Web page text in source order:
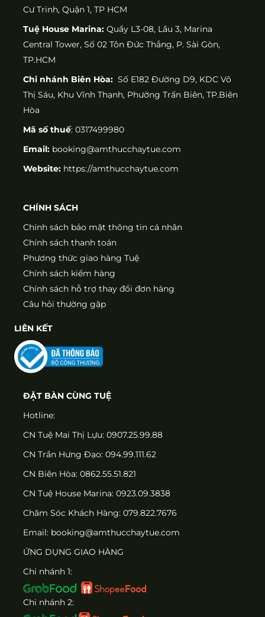
Cư Trinh, Quận 1, TP HCM
Tuệ House Marina: Quầy L3-08, Lầu 3, Marina
Central Tower, Số 02 Tôn Đức Thắng, P. Sài Gòn,
TP.HCM
Chi nhánh Biên Hòa: Số E182 Đường D9, KDC Võ
Thị Sáu, Khu Vĩnh Thạnh, Phường Trấn Biên, TP.Biên
Hòa
Mã số thuế: 0317499980
Email: booking@amthucchaytue.com
Website: https://amthucchaytue.com
CHÍNH SÁCH
Chính sách bảo mật thông tin cá nhân
Chính sách thanh toán
Phương thức giao hàng Tuệ
Chính sách kiểm hàng
Chính sách hỗ trợ thay đổi đơn hàng
Câu hỏi thường gặp
LIÊN KẾT
ĐẶT BÀN CÙNG TUỆ
Hotline:
CN Tuệ Mai Thị Lựu: 0907.25.99.88
CN Trần Hưng Đạo: 094.99.111.62
CN Biên Hòa: 0862.55.51.821
CN Tuệ House Marina: 0923.09.3838
Chăm Sóc Khách Hàng: 079.822.7676
Email: booking@amthucchaytue.com
ỨNG DỤNG GIAO HÀNG
Chi nhánh 1:
Chi nhánh 2: